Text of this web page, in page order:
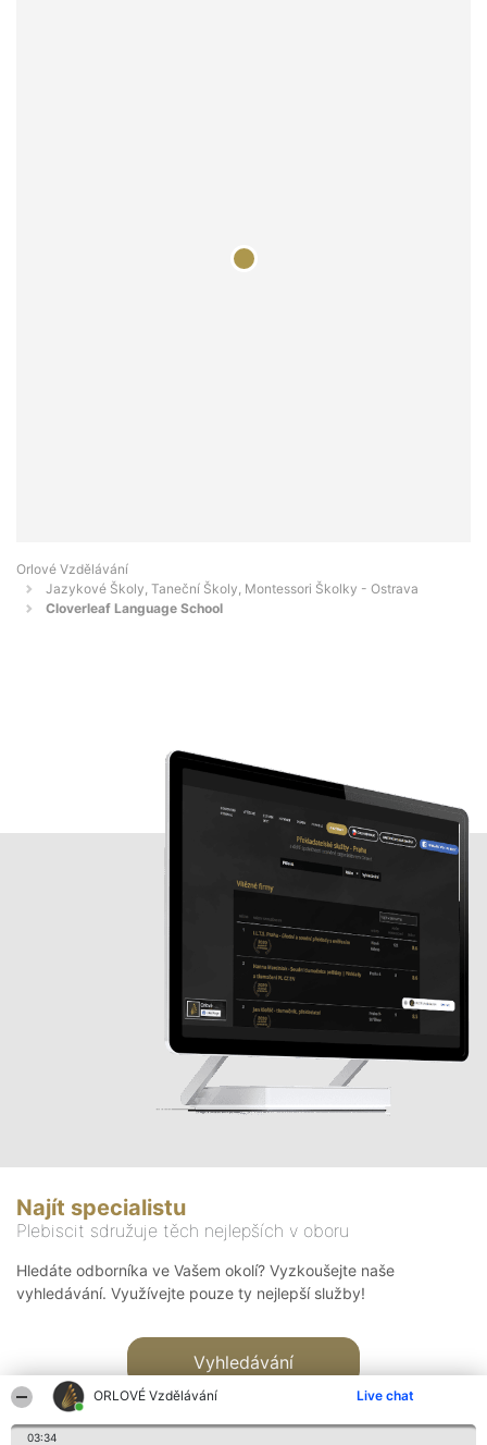
ORLOVÉ Vzdělávání Live chat
03:34
Orlové Vzdělávání
Jazykové Školy, Taneční Školy, Montessori Školky - Ostrava
Cloverleaf Language School
Najít specialistu
Plebiscit sdružuje těch nejlepších v oboru
Hledáte odborníka ve Vašem okolí? Vyzkoušejte naše
vyhledávání. Využívejte pouze ty nejlepší služby!
Vyhledávání